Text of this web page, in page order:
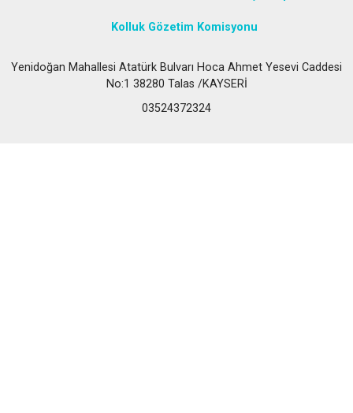
Kolluk Gözetim Komisyonu
Yenidoğan Mahallesi Atatürk Bulvarı Hoca Ahmet Yesevi Caddesi
No:1 38280 Talas /KAYSERİ
03524372324